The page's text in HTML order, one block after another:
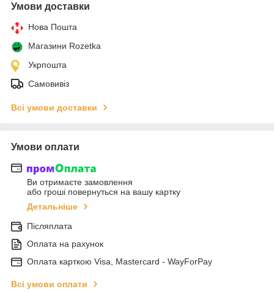
Умови доставки
Нова Пошта
Магазини Rozetka
Укрпошта
Самовивіз
Всі умови доставки
Умови оплати
Ви отримаєте замовлення
або гроші повернуться на вашу картку
Детальніше
Післяплата
Оплата на рахунок
Оплата карткою Visa, Mastercard - WayForPay
Всі умови оплати